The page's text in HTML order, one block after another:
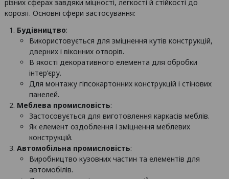
різних сферах завдяки міцності, легкості й стійкості до
корозії. Основні сфери застосування:
Будівництво:
Використовується для зміцнення кутів конструкцій,
дверних і віконних отворів.
В якості декоративного елемента для обробки
інтер’єру.
Для монтажу гіпсокартонних конструкцій і стінових
панелей.
Меблева промисловість:
Застосовується для виготовлення каркасів меблів.
Як елемент оздоблення і зміцнення меблевих
конструкцій.
Автомобільна промисловість:
Виробництво кузовних частин та елементів для
автомобілів.